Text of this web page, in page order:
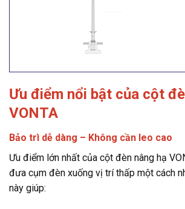
Ưu điểm nổi bật của cột
VONTA
Bảo trì dễ dàng – Không cần leo cao
Ưu điểm lớn nhất của cột đèn nâng hạ
đưa cụm đèn xuống vị trí thấp một cách
này giúp: